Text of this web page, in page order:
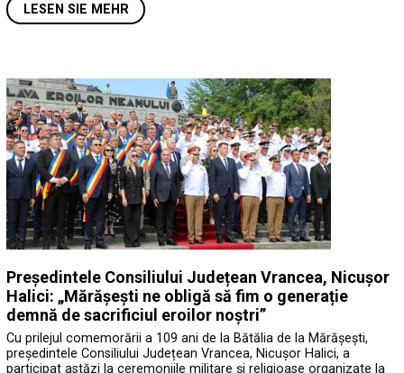
LESEN SIE MEHR
Președintele Consiliului Județean Vrancea, Nicușor
Halici: „Mărășești ne obligă să fim o generație
demnă de sacrificiul eroilor noștri”
Cu prilejul comemorării a 109 ani de la Bătălia de la Mărășești,
președintele Consiliului Județean Vrancea, Nicușor Halici, a
participat astăzi la ceremoniile militare și religioase organizate la